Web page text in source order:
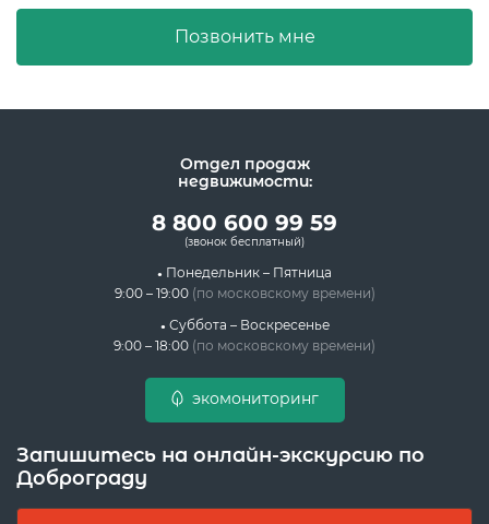
Позвонить мне
Отдел продаж
недвижимости:
8 800 600 99 59
(звонок бесплатный)
Понедельник – Пятница
9:00 – 19:00 (по московскому времени)
Суббота – Воскресенье
9:00 – 18:00 (по московскому времени)
экомониторинг
Запишитесь на онлайн-экскурсию по
Доброграду